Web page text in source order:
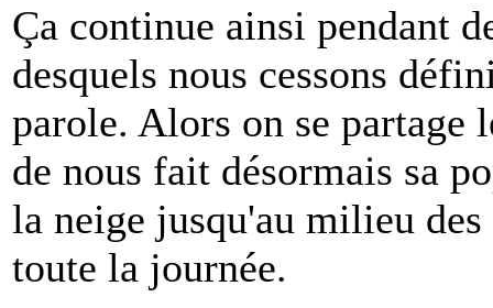
Ça continue ainsi pendant
desquels nous cessons
parole. Alors on se partage
de nous fait désormais sa
la neige jusqu'au milieu
toute la journée.